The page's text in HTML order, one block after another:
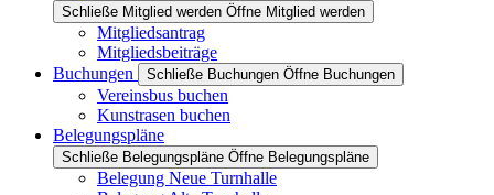
Schließe Mitglied werden Öffne Mitglied werden
Mitgliedsantrag
Mitgliedsbeiträge
Buchungen
Schließe Buchungen Öffne Buchungen
Vereinsbus buchen
Kunstrasen buchen
Belegungspläne
Schließe Belegungspläne Öffne Belegungspläne
Belegung Neue Turnhalle